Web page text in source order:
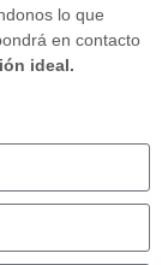
lo que
en contacto
ideal.